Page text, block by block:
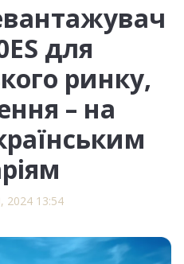
для
ринку,
– на
2024 13:54